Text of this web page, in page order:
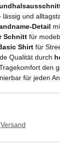
lässig und
Detail
Schnitt für
Shirt für
Qualität durch
den
für jeden
Versand